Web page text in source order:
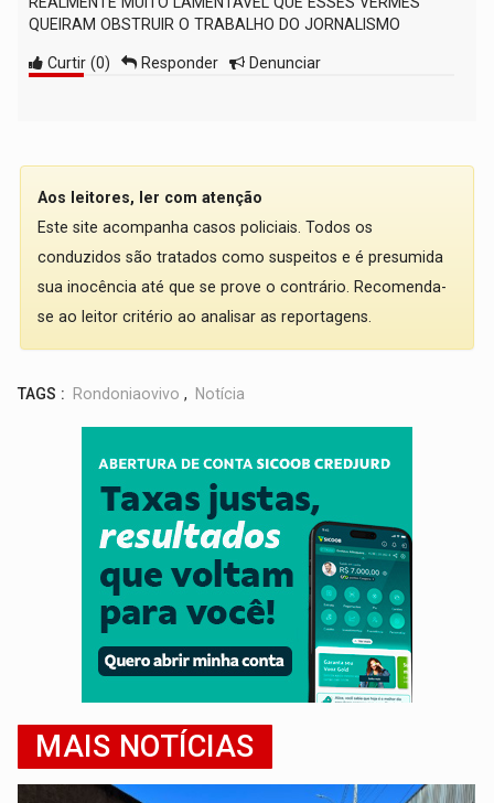
QUEIRAM OBSTRUIR O TRABALHO DO JORNALISMO
Curtir (0) Responder Denunciar
Aos leitores, ler com atenção
Este site acompanha casos policiais. Todos os
conduzidos são tratados como suspeitos e é presumida
sua inocência até que se prove o contrário. Recomenda-
se ao leitor critério ao analisar as reportagens.
TAGS : Rondoniaovivo , Notícia
MAIS NOTÍCIAS